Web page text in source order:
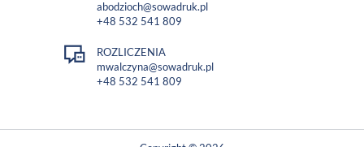
abodzioch@sowadruk.pl
+48 532 541 809
ROZLICZENIA
mwalczyna@sowadruk.pl
+48 532 541 809